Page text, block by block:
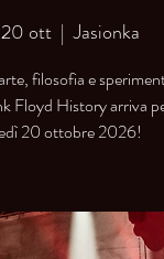
ott
  |
Jasionka
filosofia e
History arriva
20 ottobre 2026!